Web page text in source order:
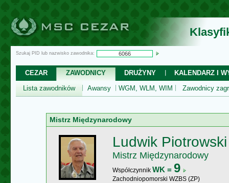
Szukaj PID lub nazwisko zawodnika:
CEZAR ZAWODNICY DRUŻYNY
KALENDARZ I
Lista zawodników
Awansy WGM, WLM, WIM Zawodnicy
Mistrz Międzynarodowy
Ludwik Piotrowski
Mistrz Międzynarodowy
Współczynnik WK = 9
Zachodniopomorski WZBS (ZP)